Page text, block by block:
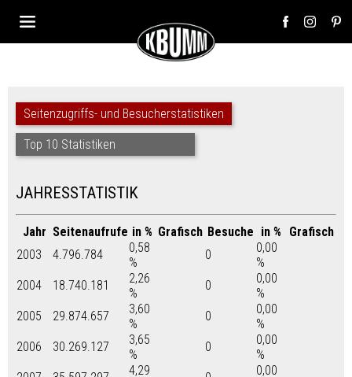
Seitenzugriffs- und Besucherstatistiken
Top 10 Statistiken
JAHRESSTATISTIK
Jahr Seitenaufrufe in % Grafisch Besuche in %
Grafisch
2003
4.796.784
0,58
%
0
0,00
%
2004
18.740.181
2,26
%
0
0,00
%
2005
29.874.657
3,60
%
0
0,00
%
2006
30.269.127
3,65
%
0
0,00
%
4,29
0,00